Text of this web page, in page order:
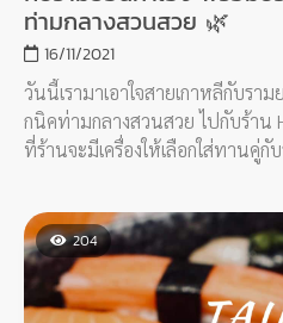
ท่ามกลางสวนสวย 🌿
16/11/2021
วันนี้เรามาเอาใจสายเกาหลีกับรา
กนิคท่ามกลางสวนสวย ไปกับร้าน
ที่ร้านจะมีเครื่องให้เลือกใส่ทานคู่
กดปุ่มทำรามยอนกินเองกัน แถม
204